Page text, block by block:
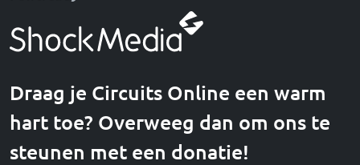
Draag je Circuits Online een warm
hart toe? Overweeg dan om ons te
steunen met een donatie!